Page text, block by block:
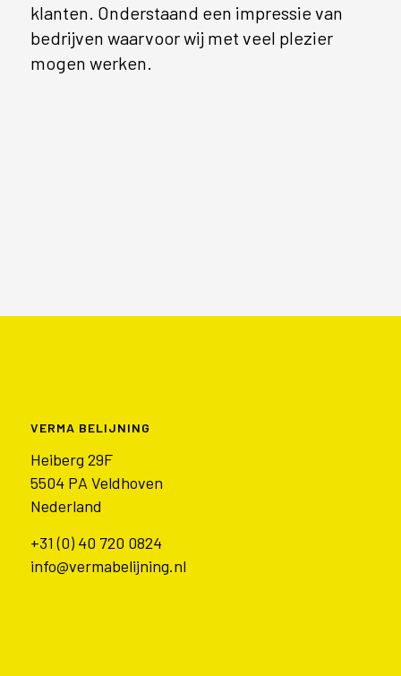
klanten. Onderstaand een impressie van
bedrijven waarvoor wij met veel plezier
mogen werken.
VERMA BELIJNING
Heiberg 29F
5504 PA Veldhoven
Nederland
+31 (0) 40 720 0824
info@vermabelijning.nl